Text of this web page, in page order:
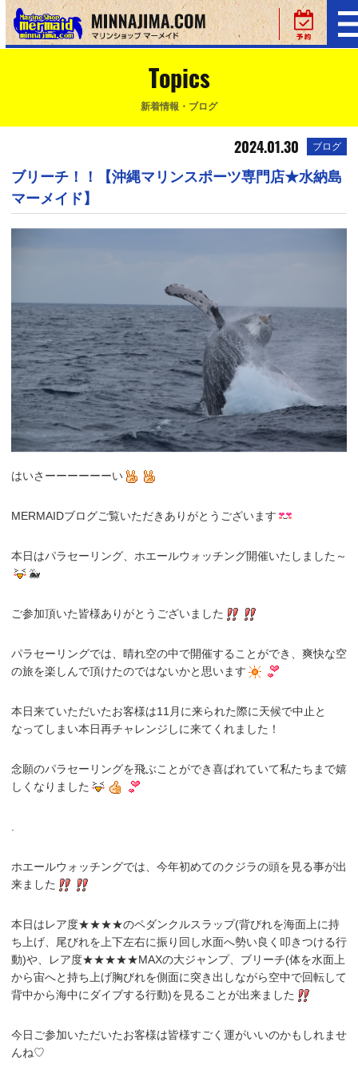
Topics
新着情報・ブログ
2024.01.30 ブログ
ブリーチ！！【沖縄マリンスポーツ専門店★水納島
マーメイド】
はいさーーーーーーい
MERMAIDブログご覧いただきありがとうございます
本日はパラセーリング、ホエールウォッチング開催いたしました～
🐳
ご参加頂いた皆様ありがとうございました
パラセーリングでは、晴れ空の中で開催することができ、爽快な空
の旅を楽しんで頂けたのではないかと思います
本日来ていただいたお客様は11月に来られた際に天候で中止と
なってしまい本日再チャレンジしに来てくれました！
念願のパラセーリングを飛ぶことができ喜ばれていて私たちまで嬉
しくなりました
ホエールウォッチングでは、今年初めてのクジラの頭を見る事が出
来ました
本日はレア度★★★★のペダンクルスラップ(背びれを海面上に持
ち上げ、尾びれを上下左右に振り回し水面へ勢い良く叩きつける行
動)や、レア度★★★★★MAXの大ジャンプ、 ブリーチ(体を水面上
から宙へと持ち上げ胸びれを側面に突き出しながら空中で回転して
背中から海中にダイブする行動)を見ることが出来ました
今日ご参加いただいたお客様は皆様すごく運がいいのかもしれませ
んね♡